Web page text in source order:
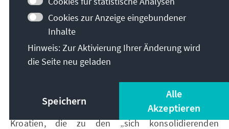
Demokratie und Marktwirtschaft analysiert. BiH
rangiert dort unter den sechs Westbalkan-Ländern
bei der politischen Transformation als „stark
defekte Demokratie“ und beim Regierungshandeln,
das als „schwach“ bewertet wird, auf dem letzten
Transformation befindet sich BiH vor dem Kosovo in
diesem Bereich auf dem vorletztenPlatz. Gerade der
Vergleich mit den beiden EU-Staaten Slowenien und
Kroatien, die zu den „sich konsolidierenden
Cookies zur Anzeige eingebundener
Inhalte
Hinweis: Zur Aktivierung Ihrer Änderung wird
die Seite neu geladen
Speichern
Alle
Akzeptieren